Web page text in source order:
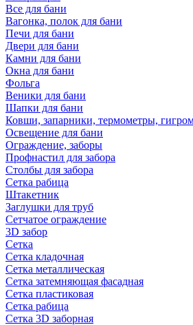
Все для бани
Вагонка, полок для бани
Печи для бани
Двери для бани
Камни для бани
Окна для бани
Фольга
Веники для бани
Шапки для бани
Ковши, запарники, термометры,
Освещение для бани
Ограждение, заборы
Профнастил для забора
Столбы для забора
Сетка рабица
Штакетник
Заглушки для труб
Сетчатое ограждение
3D забор
Сетка
Сетка кладочная
Сетка металлическая
Сетка затемняющая фасадная
Сетка пластиковая
Сетка рабица
Сетка 3D заборная